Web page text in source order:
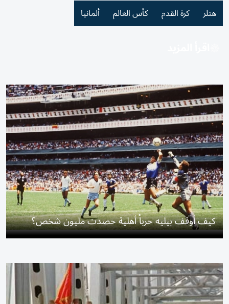
هتلر كرة القدم كأس العالم ألمانيا
كيف أوقف بيليه حرباً أهلية حصدت مليون شخص؟